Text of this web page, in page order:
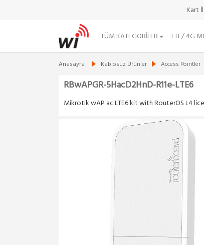
Kart
TÜM KATEGORILER LTE/ 4G
Anasayfa Kablosuz Ürünler Access Pointler
RBwAPGR-5HacD2HnD-R11e-LTE6
Mikrotik wAP ac LTE6 kit with RouterOS L4